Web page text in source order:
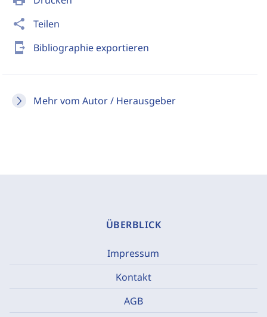
share Teilen
send_to_mobile Bibliographie exportieren
Mehr vom Autor / Herausgeber
ÜBERBLICK
Impressum
Kontakt
AGB